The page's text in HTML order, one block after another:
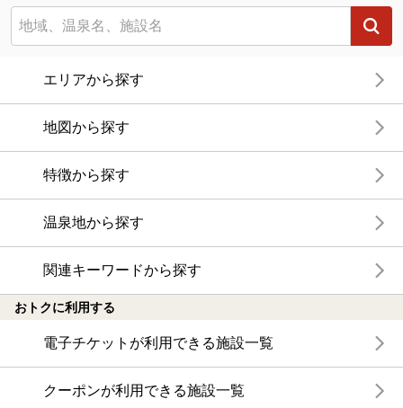
エリアから探す
地図から探す
特徴から探す
温泉地から探す
関連キーワードから探す
おトクに利用する
電子チケットが利用できる施設一覧
クーポンが利用できる施設一覧